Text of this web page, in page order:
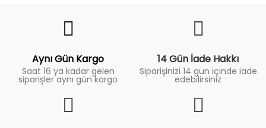
Aynı Gün Kargo
Saat 16 ya kadar gelen
siparişler aynı gün kargo
14 Gün İade Hakkı
Siparişinizi 14 gün içinde iade
edebilirsiniz